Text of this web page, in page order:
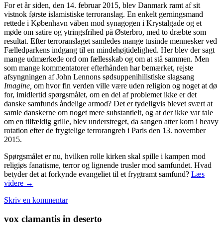
For et år siden, den 14. februar 2015, blev Danmark ramt af sit
vistnok første islamistiske terroranslag. En enkelt gerningsmand
rettede i København våben mod synagogen i Krystalgade og et
møde om satire og ytringsfrihed på Østerbro, med to dræbte som
resultat. Efter terroranslaget samledes mange tusinde mennesker ved
Fælledparkens indgang til en mindehøjtidelighed. Her blev der sagt
mange udmærkede ord om fællesskab og om at stå sammen. Men
som mange kommentatorer efterhånden har bemærket, rejste
afsyngningen af John Lennons sødsuppenihilistiske slagsang
Imagine, om hvor fin verden ville være uden religion og noget at dø
for, imidlertid spørgsmålet, om en del af problemet ikke er det
danske samfunds åndelige armod? Det er tydeligvis blevet svært at
samle danskerne om noget mere substantielt, og at der ikke var tale
om en tilfældig grille, blev understreget, da sangen atter kom i heavy
rotation efter de frygtelige terrorangreb i Paris den 13. november
2015.
Spørgsmålet er nu, hvilken rolle kirken skal spille i kampen mod
religiøs fanatisme, terror og lignende trusler mod samfundet. Hvad
betyder det at forkynde evangeliet til et frygtramt samfund? Læs
videre Evangeliet
terrorens
En
→
Skriv en kommentar
vox clamantis in deserto